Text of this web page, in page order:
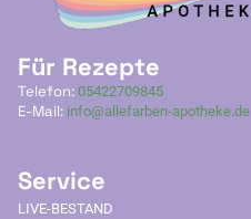
Für Rezepte
Telefon: 05422709845
E-Mail: info@allefarben-apotheke.de
Service
LIVE-BESTAND